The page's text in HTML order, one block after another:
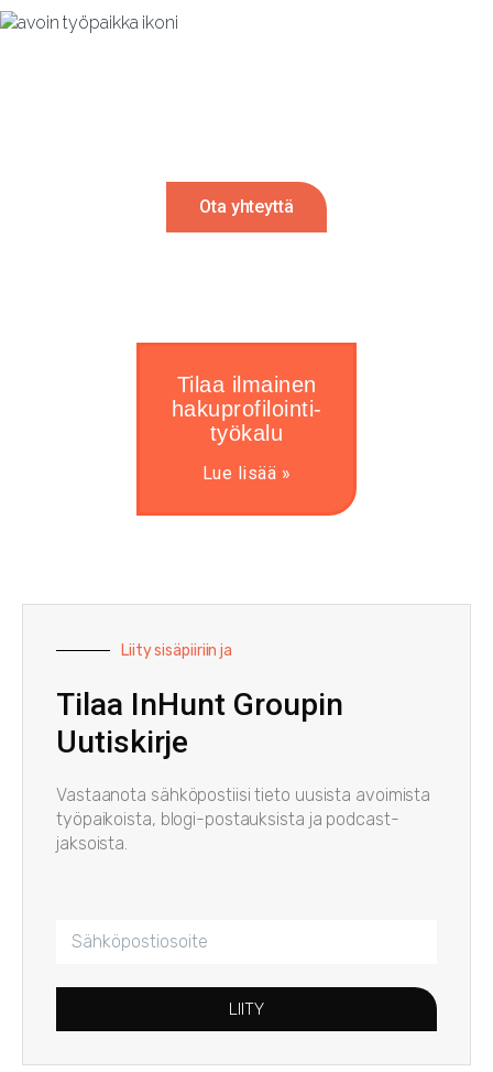
Ota yhteyttä
Tilaa ilmainen
hakuprofilointi-
työkalu
Lue lisää »
Liity sisäpiiriin ja
Tilaa InHunt Groupin
Uutiskirje
Vastaanota sähköpostiisi tieto uusista avoimista
työpaikoista, blogi-postauksista ja podcast-
jaksoista.
LIITY